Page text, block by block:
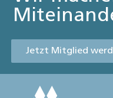
Jetzt Mitglied